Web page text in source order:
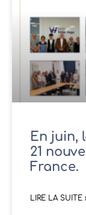
En juin,
21
France.
LIRE LA SUITE